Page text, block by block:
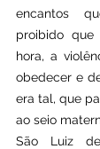
encantos
proibido
hora, a
obedecer e
era tal, que
ao seio
São Luiz